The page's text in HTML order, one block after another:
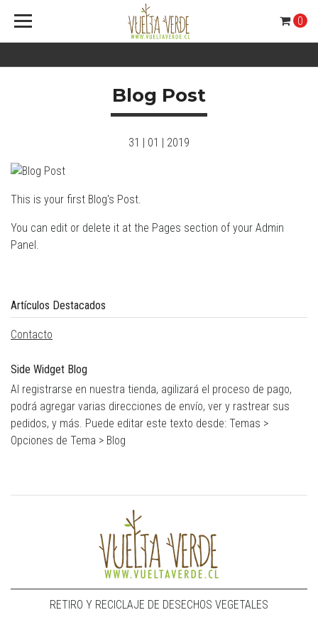
0
Blog Post
31 | 01 | 2019
This is your first Blog's Post.
You can edit or delete it at the Pages section of your Admin
Panel.
Artículos Destacados
Contacto
Side Widget Blog
Al registrarse en nuestra tienda, agilizará el proceso de pago,
podrá agregar varias direcciones de envío, ver y rastrear sus
pedidos, y más. Puede editar este texto desde: Temas >
Opciones de Tema > Blog
RETIRO Y RECICLAJE DE DESECHOS VEGETALES